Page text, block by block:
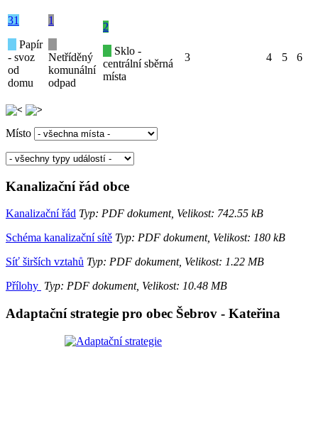
31
Papír
- svoz
od
domu
1
Netříděný
komunální
odpad
2
Sklo -
centrální sběrná
místa
3 4 5 6
Místo
Kanalizační řád obce
Kanalizační řád Typ: PDF dokument, Velikost: 742.55 kB
Schéma kanalizační sítě Typ: PDF dokument, Velikost: 180 kB
Síť širších vztahů Typ: PDF dokument, Velikost: 1.22 MB
Přílohy Typ: PDF dokument, Velikost: 10.48 MB
Adaptační strategie pro obec Šebrov - Kateřina